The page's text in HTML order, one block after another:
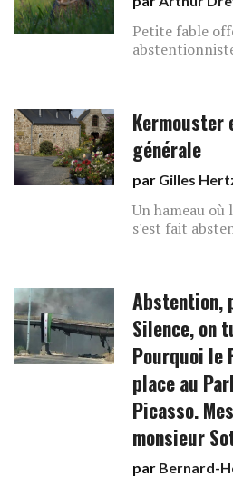
Petite fable
Kermouster
générale
par Gilles
Un hameau
s'est fait
Abstention,
Silence, on
Pourquoi le
place au
Picasso.
monsieur
par Bernard-